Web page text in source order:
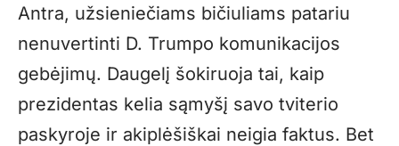
Antra, užsieniečiams bičiuliams patariu
nenuvertinti D. Trumpo komunikacijos
gebėjimų. Daugelį šokiruoja tai, kaip
prezidentas kelia sąmyšį savo tviterio
paskyroje ir akiplėšiškai neigia faktus. Bet